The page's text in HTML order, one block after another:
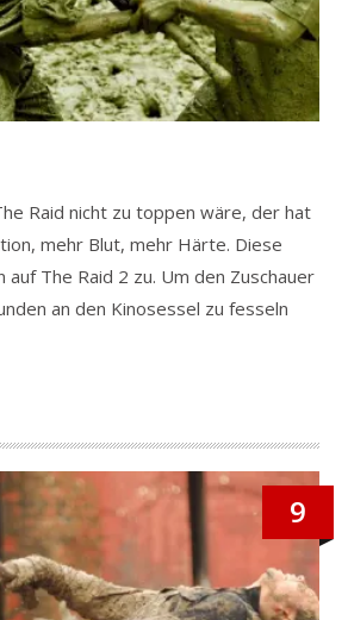
Raid nicht zu toppen wäre, der hat
mehr Blut, mehr Härte. Diese
The Raid 2 zu. Um den Zuschauer
an den Kinosessel zu fesseln
9